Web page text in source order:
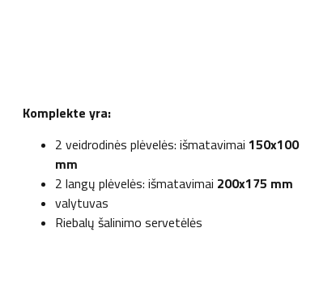
Komplekte yra:
2 veidrodinės plėvelės: išmatavimai 150x100
mm
2 langų plėvelės: išmatavimai 200x175 mm
valytuvas
Riebalų šalinimo servetėlės